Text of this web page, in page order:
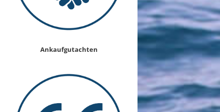
Ankaufgutachten